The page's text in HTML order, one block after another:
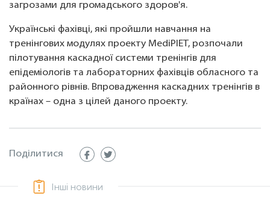
загрозами для громадського здоров'я.
Українські фахівці, які пройшли навчання на
тренінгових модулях проекту MediPIET, розпочали
пілотування каскадної системи тренінгів для
епідеміологів та лабораторних фахівців обласного та
районного рівнів. Впровадження каскадних тренінгів в
країнах – одна з цілей даного проекту.
Поділитися
Інші новини